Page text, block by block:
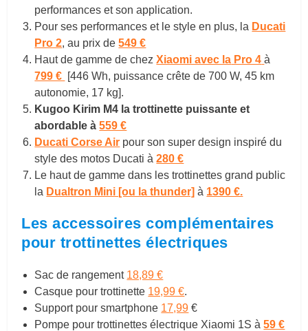
performances et son application.
Pour ses performances et le style en plus, la Ducati
Pro 2, au prix de549 €
Haut de gamme de chezXiaomi avec la Pro 4 à
799 € [446 Wh, puissance crête de 700 W, 45 km
autonomie, 17 kg].
Kugoo Kirim M4 la trottinette puissante et
abordable à559 €
Ducati Corse Air pour son super design inspiré du
style des motos Ducati à280 €
Le haut de gamme dans les trottinettes grand public
la Dualtron Mini [ou la thunder] à 1390 €.
Les accessoires complémentaires
pour trottinettes électriques
Sac de rangement 18,89 €
Casque pour trottinette 19,99 €.
Support pour smartphone 17,99 €
Pompe pour trottinettes électrique Xiaomi 1S à59 €